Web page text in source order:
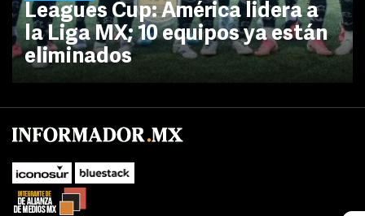
Leagues Cup: América lidera a
la Liga MX; 10 equipos ya están
eliminados